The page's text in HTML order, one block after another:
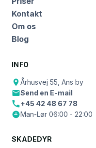
Kontakt
Om os
Blog
INFO
Århusvej 55, Ans by
Send en E-mail
+45 42 48 67 78
Man-Lør 06:00 - 22:00
SKADEDYR